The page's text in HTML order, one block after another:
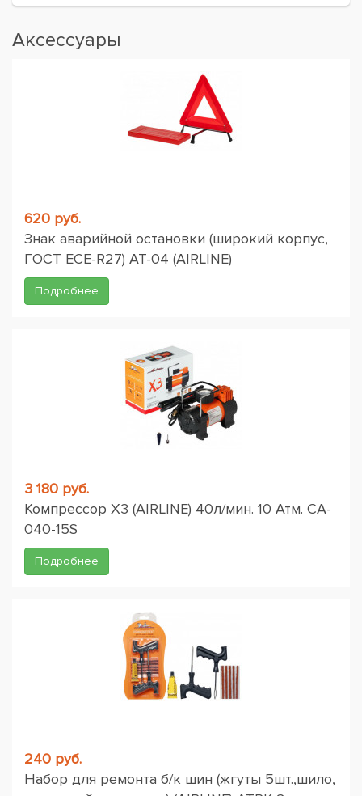
Аксессуары
620 руб.
Знак аварийной остановки (широкий корпус,
ГОСТ ЕСЕ-R27) AT-04 (AIRLINE)
Подробнее
3 180 руб.
Компрессор X3 (AIRLINE) 40л/мин. 10 Атм. CA-
040-15S
Подробнее
240 руб.
Набор для ремонта б/к шин (жгуты 5шт.,шило,